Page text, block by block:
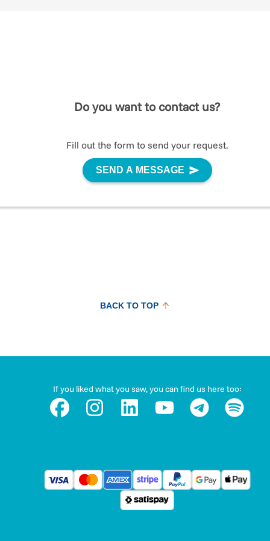
Do you want to contact us?
Fill out the form to send your request.
SEND A MESSAGE
BACK TO TOP
If you liked what you saw, you can find us here too: